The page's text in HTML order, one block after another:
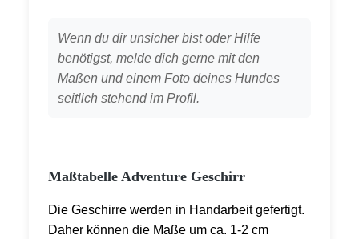
Wenn du dir unsicher bist oder Hilfe
benötigst, melde dich gerne mit den
Maßen und einem Foto deines Hundes
seitlich stehend im Profil.
Maßtabelle Adventure Geschirr
Die Geschirre werden in Handarbeit gefertigt.
Daher können die Maße um ca. 1-2 cm